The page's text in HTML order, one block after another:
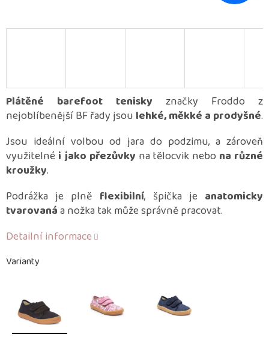
Varianty
Plátěné barefoot tenisky značky Froddo z
nejoblíbenější BF řady jsou lehké, měkké a prodyšné.
Jsou ideální volbou od jara do podzimu, a zároveň
využitelné i jako přezůvky na tělocvik nebo na různé
kroužky.
Podrážka je plně flexibilní, špička je anatomicky
tvarovanáa nožka tak může správně pracovat.
Detailní informace